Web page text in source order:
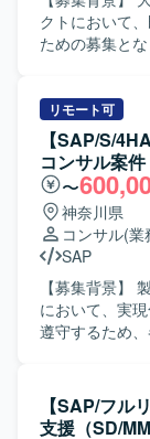
ご活躍いただける環境です。
ジュール（SD/
義から設計・
SAPスキルを一層高
ERP環境上で
よるプログラ
ていただきま
クトにおいて
ための募集となります。 【作業内容
成果物（仕様
だきます。 ・
理、問い合わ
のまとめ資料
プロジェクト
ーションを取りな
物像】 ・コミ
り組んでいた
位置として、
る方を想定し
図や要望をく
改プロジェク
流から一連の
リモート可
【SAP/S/
コンサル案件
〜
神奈川県
コンサル(業
SAP
【募集背景】
において、実
遵守するため
のもとSAP標
ただきます。
【SAP/フル
支援（SD/